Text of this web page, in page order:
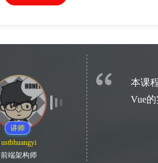
本课
Vue
ustbhuangyi
讲师
前端架构师